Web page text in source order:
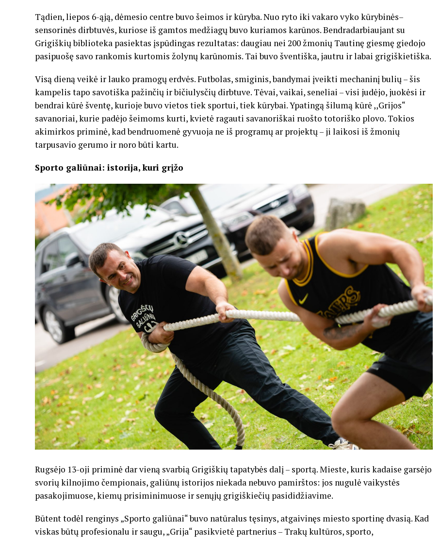
Tądien, liepos 6-ąją, dėmesio centre buvo šeimos ir kūryba. Nuo ryto iki vakaro vyko kūrybinės–
sensorinės dirbtuvės, kuriose iš gamtos medžiagų buvo kuriamos karūnos. Bendradarbiaujant su
Grigiškių biblioteka pasiektas įspūdingas rezultatas: daugiau nei 200 žmonių Tautinę giesmę giedojo
pasipuošę savo rankomis kurtomis žolynų karūnomis. Tai buvo šventiška, jautru ir labai grigiškietiška.
Visą dieną veikė ir lauko pramogų erdvės. Futbolas, smiginis, bandymai įveikti mechaninį bulių – šis
kampelis tapo savotiška pažinčių ir bičiulysčių dirbtuve. Tėvai, vaikai, seneliai – visi judėjo, juokėsi ir
bendrai kūrė šventę, kurioje buvo vietos tiek sportui, tiek kūrybai. Ypatingą šilumą kūrė ,,Grijos“
savanoriai, kurie padėjo šeimoms kurti, kvietė ragauti savanoriškai ruošto totoriško plovo. Tokios
akimirkos priminė, kad bendruomenė gyvuoja ne iš programų ar projektų – ji laikosi iš žmonių
tarpusavio gerumo ir noro būti kartu.
Sporto galiūnai: istorija, kuri grįžo
Rugsėjo 13-oji priminė dar vieną svarbią Grigiškių tapatybės dalį – sportą. Mieste, kuris kadaise garsėjo
svorių kilnojimo čempionais, galiūnų istorijos niekada nebuvo pamirštos: jos nugulė vaikystės
pasakojimuose, kiemų prisiminimuose ir senųjų grigiškiečių pasididžiavime.
Būtent todėl renginys „Sporto galiūnai“ buvo natūralus tęsinys, atgaivinęs miesto sportinę dvasią. Kad
viskas būtų profesionalu ir saugu, „Grija“ pasikvietė partnerius – Trakų kultūros, sporto,